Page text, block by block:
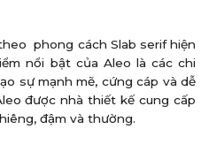
phong cách Slab serif hiện
nổi bật của Aleo là các chi
sự mạnh mẽ, cứng cáp và dễ
được nhà thiết kế cung cấp
đậm và thường.